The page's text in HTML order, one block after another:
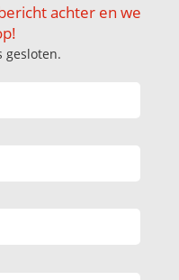
achter en we
gesloten.